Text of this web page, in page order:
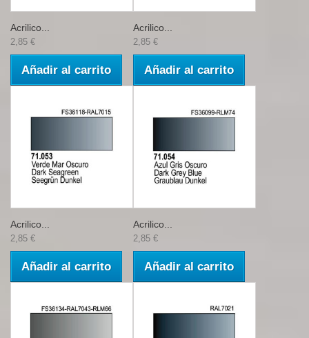
Acrilico...
2,85 €
Añadir al carrito
Acrilico...
2,85 €
Añadir al carrito
Acrilico...
2,85 €
Añadir al carrito
Acrilico...
2,85 €
Añadir al carrito